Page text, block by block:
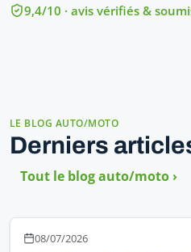
9,4/10 · avis vérifiés &
LE BLOG AUTO/MOTO
Derniers
Tout le blog auto/moto ›
08/07/2026